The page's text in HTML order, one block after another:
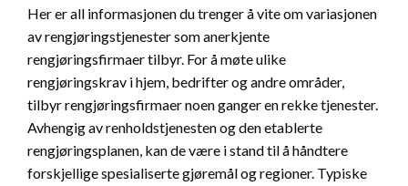
Her er all informasjonen du trenger å vite om variasjonen
av rengjøringstjenester som anerkjente
rengjøringsfirmaer tilbyr. For å møte ulike
rengjøringskrav i hjem, bedrifter og andre områder,
tilbyr rengjøringsfirmaer noen ganger en rekke tjenester.
Avhengig av renholdstjenesten og den etablerte
rengjøringsplanen, kan de være i stand til å håndtere
forskjellige spesialiserte gjøremål og regioner. Typiske